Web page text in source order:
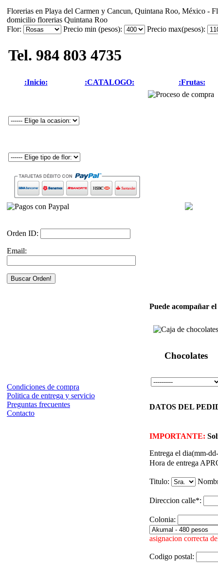
Florerias en Playa del Carmen y Cancun, Quintana Roo, México -
domicilio florerias Quintana Roo
Flor:
Precio min (pesos): Precio max(pesos):
Tel. 984 803 4735
:Inicio: :CATALOGO: :Frutas:
Orden ID:
Email:
Condiciones de compra
Politica de entrega y servicio
Preguntas frecuentes
Contacto
Puede acompañar
Chocolates
DATOS DEL
IMPORTANTE:
Entrega el dia(mm-
Hora de entrega
Titulo:
Direccion calle*:
Colonia:
asignacion correcta
Codigo postal: